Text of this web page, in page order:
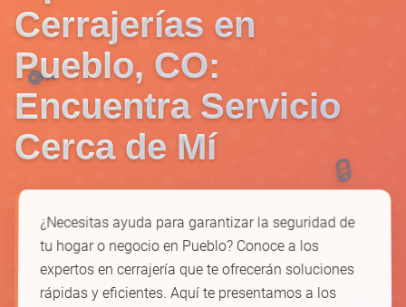
🔑
🔒
Cerrajerías en
Pueblo, CO:
Encuentra Servicio
Cerca de Mí
¿Necesitas ayuda para garantizar la seguridad de
tu hogar o negocio en Pueblo? Conoce a los
expertos en cerrajería que te ofrecerán soluciones
rápidas y eficientes. Aquí te presentamos a los